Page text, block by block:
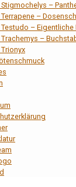
–
–
–
–